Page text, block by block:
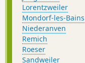
Lorentzweiler
Mondorf-les-Bains
Niederanven
Remich
Roeser
Sandweiler